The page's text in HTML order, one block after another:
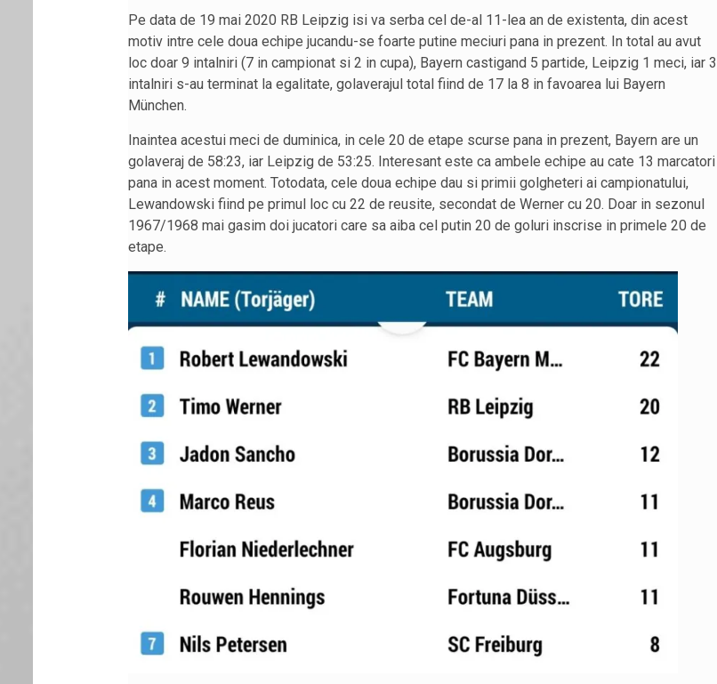
Pe data de 19 mai 2020 RB Leipzig isi va serba cel de-al 11-lea an de existenta, din acest
motiv intre cele doua echipe jucandu-se foarte putine meciuri pana in prezent. In total au avut
loc doar 9 intalniri (7 in campionat si 2 in cupa), Bayern castigand 5 partide, Leipzig 1 meci, iar 3
intalniri s-au terminat la egalitate, golaverajul total fiind de 17 la 8 in favoarea lui Bayern
München.
Inaintea acestui meci de duminica, in cele 20 de etape scurse pana in prezent, Bayern are un
golaveraj de 58:23, iar Leipzig de 53:25. Interesant este ca ambele echipe au cate 13 marcatori
pana in acest moment. Totodata, cele doua echipe dau si primii golgheteri ai campionatului,
Lewandowski fiind pe primul loc cu 22 de reusite, secondat de Werner cu 20. Doar in sezonul
1967/1968 mai gasim doi jucatori care sa aiba cel putin 20 de goluri inscrise in primele 20 de
etape.